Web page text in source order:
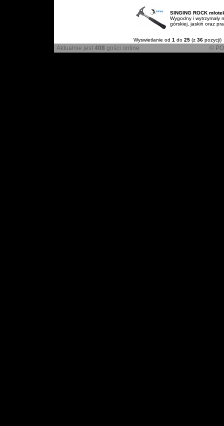
SINGING ROCK
Wygodny i wytrzymały
górskiej, jaskiń oraz
Wyswietlanie od 1 do 25(z 36pozycji)
Aktualnie jest 408 gości online ©